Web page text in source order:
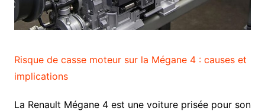
Risque de casse moteur sur la Mégane 4 : causes et
implications
La Renault Mégane 4 est une voiture prisée pour son